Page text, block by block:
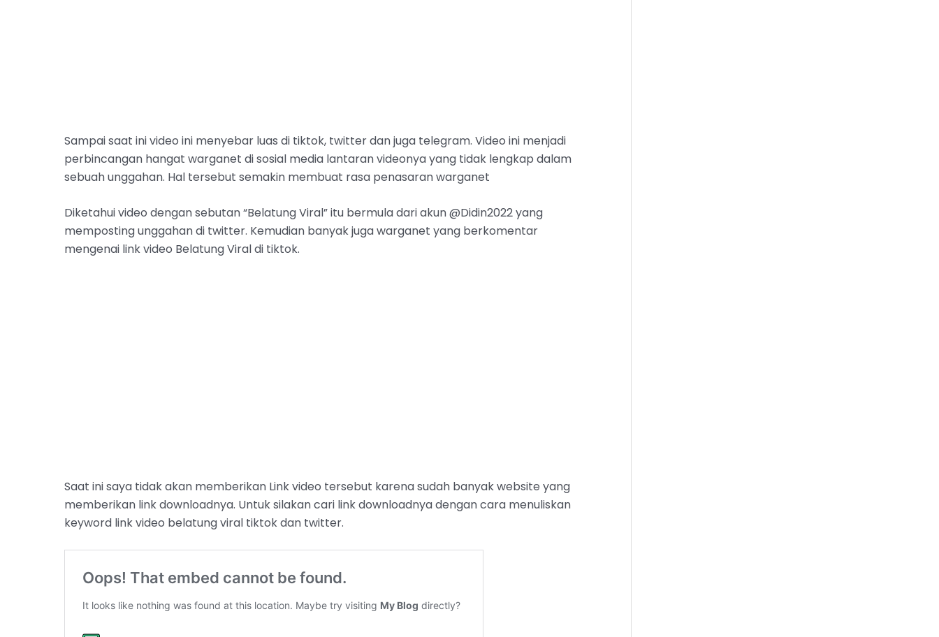
Sampai saat ini video ini menyebar luas di tiktok, twitter dan juga telegram. Video ini menjadi
perbincangan hangat warganet di sosial media lantaran videonya yang tidak lengkap dalam
sebuah unggahan. Hal tersebut semakin membuat rasa penasaran warganet
Diketahui video dengan sebutan “Belatung Viral” itu bermula dari akun @Didin2022 yang
memposting unggahan di twitter. Kemudian banyak juga warganet yang berkomentar
mengenai link video Belatung Viral di tiktok.
Saat ini saya tidak akan memberikan Link video tersebut karena sudah banyak website yang
memberikan link downloadnya. Untuk silakan cari link downloadnya dengan cara menuliskan
keyword link video belatung viral tiktok dan twitter.